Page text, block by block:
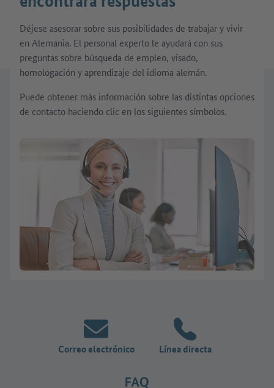
Déjese asesorar sobre sus posibilidades de trabajar y vivir
en Alemania. El personal experto le ayudará con sus
preguntas sobre búsqueda de empleo, visado,
homologación y aprendizaje del idioma alemán.
Puede obtener más información sobre las distintas opciones
de contacto haciendo clic en los siguientes símbolos.
Correo electrónico Línea directa